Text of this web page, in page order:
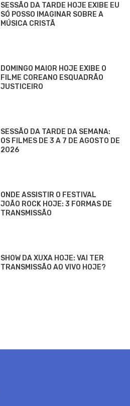
SESSÃO DA TARDE HOJE EXIBE EU
SÓ POSSO IMAGINAR SOBRE A
MÚSICA CRISTÃ
DOMINGO MAIOR HOJE EXIBE O
FILME COREANO ESQUADRÃO
JUSTICEIRO
SESSÃO DA TARDE DA SEMANA:
OS FILMES DE 3 A 7 DE AGOSTO DE
2026
ONDE ASSISTIR O FESTIVAL
JOÃO ROCK HOJE: 3 FORMAS DE
TRANSMISSÃO
SHOW DA XUXA HOJE: VAI TER
TRANSMISSÃO AO VIVO HOJE?